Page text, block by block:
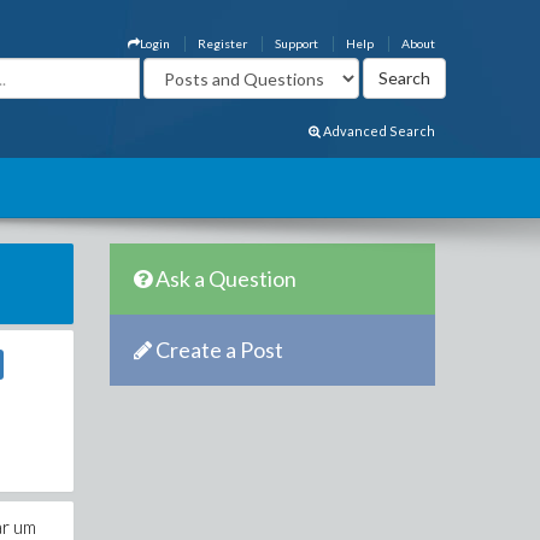
About
Help
Support
Register
Login
Advanced Search
um
Ask a Question
Create a Post